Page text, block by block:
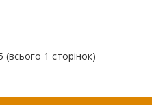
(всього 1 сторінок)